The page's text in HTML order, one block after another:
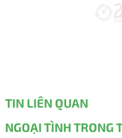
TIN LIÊN QUAN
NGOẠI TÌNH TRONG